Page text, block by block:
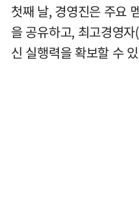
첫째 날, 경영진은 주요
을 공유하고, 최고경영
신 실행력을 확보할 수